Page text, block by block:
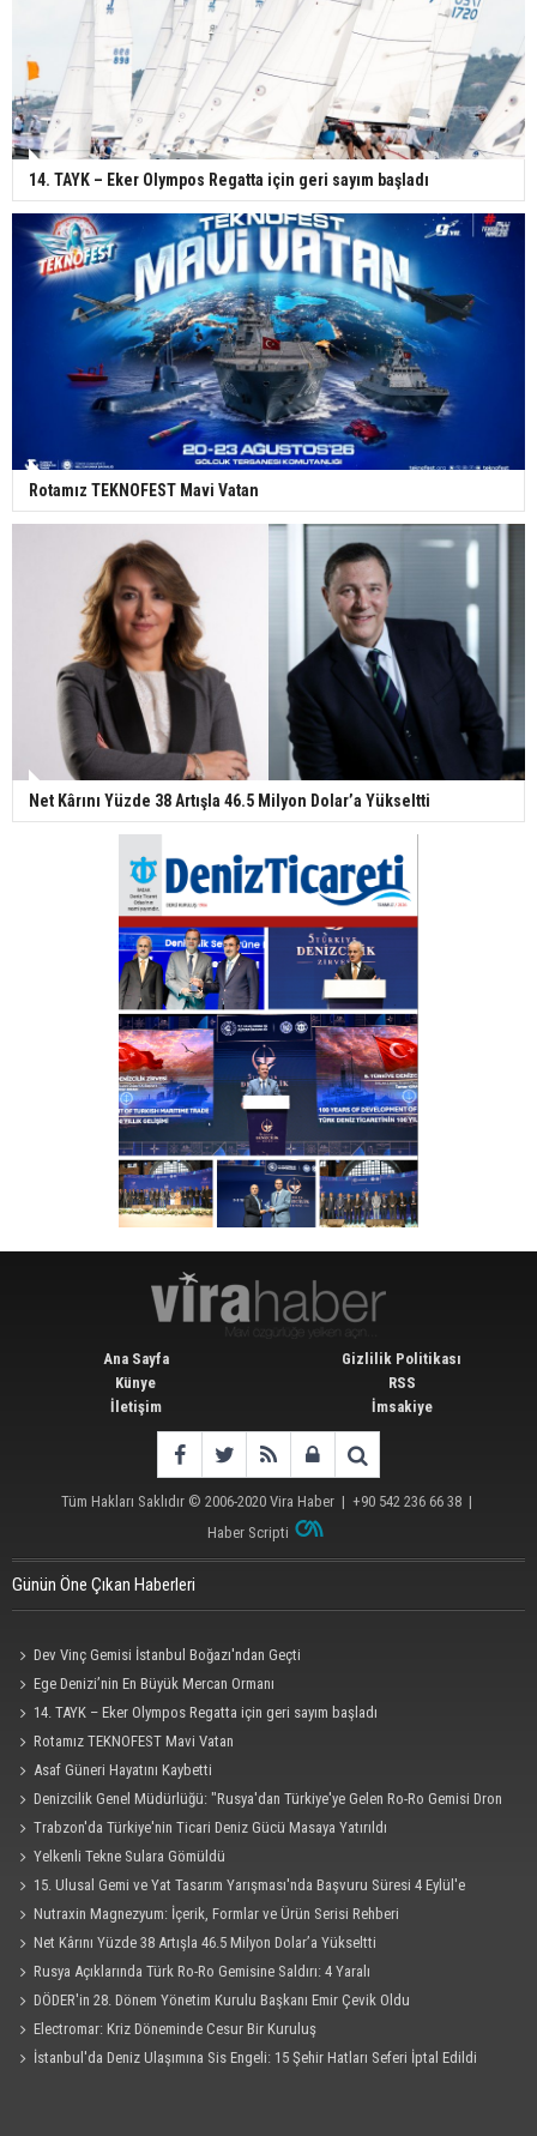
14. TAYK – Eker Olympos Regatta için geri sayım başladı
Rotamız TEKNOFEST Mavi Vatan
Net Kârını Yüzde 38 Artışla 46.5 Milyon Dolar’a Yükseltti
Ana Sayfa
Künye
İletişim
Gizlilik Politikası
RSS
İmsakiye
Tüm Hakları Saklıdır © 2006-2020 Vira Haber | +90 542 236 66 38 |
Haber Scripti
Günün Öne Çıkan Haberleri
Dev Vinç Gemisi İstanbul Boğazı'ndan Geçti
Ege Denizi’nin En Büyük Mercan Ormanı
14. TAYK – Eker Olympos Regatta için geri sayım başladı
Rotamız TEKNOFEST Mavi Vatan
Asaf Güneri Hayatını Kaybetti
Denizcilik Genel Müdürlüğü: "Rusya'dan Türkiye'ye Gelen Ro-Ro Gemisi Dron
Saldırısına Uğradı"
Trabzon'da Türkiye'nin Ticari Deniz Gücü Masaya Yatırıldı
Yelkenli Tekne Sulara Gömüldü
15. Ulusal Gemi ve Yat Tasarım Yarışması'nda Başvuru Süresi 4 Eylül'e
Uzatıldı
Nutraxin Magnezyum: İçerik, Formlar ve Ürün Serisi Rehberi
Net Kârını Yüzde 38 Artışla 46.5 Milyon Dolar’a Yükseltti
Rusya Açıklarında Türk Ro-Ro Gemisine Saldırı: 4 Yaralı
DÖDER'in 28. Dönem Yönetim Kurulu Başkanı Emir Çevik Oldu
Electromar: Kriz Döneminde Cesur Bir Kuruluş
İstanbul'da Deniz Ulaşımına Sis Engeli: 15 Şehir Hatları Seferi İptal Edildi